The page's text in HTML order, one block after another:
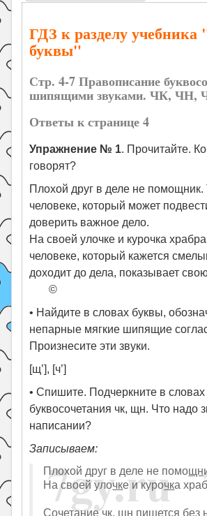
ГДЗ к разделу учебника
буквы"
Стр. 4-7 Правописание
шипящими звуками. ЧК,
Ответы к странице 4
Упражнение № 1. Прочитайте.
говорят?
Плохой друг в деле не помощник.
человеке, который может
доверить важное дело.
На своей улочке и курочка
человеке, который кажется
доходит до дела, показывает
©
• Найдите в словах буквы,
непарные мягкие шипящие
Произнесите эти звуки.
[щ’], [ч’]
• Спишите. Подчеркните в словах
буквосочетания чк, щн. Что надо
написании?
Записываем:
Плохой друг в деле не помощн
На своей улочке и курочка
Сочетание чк, щн пишется без